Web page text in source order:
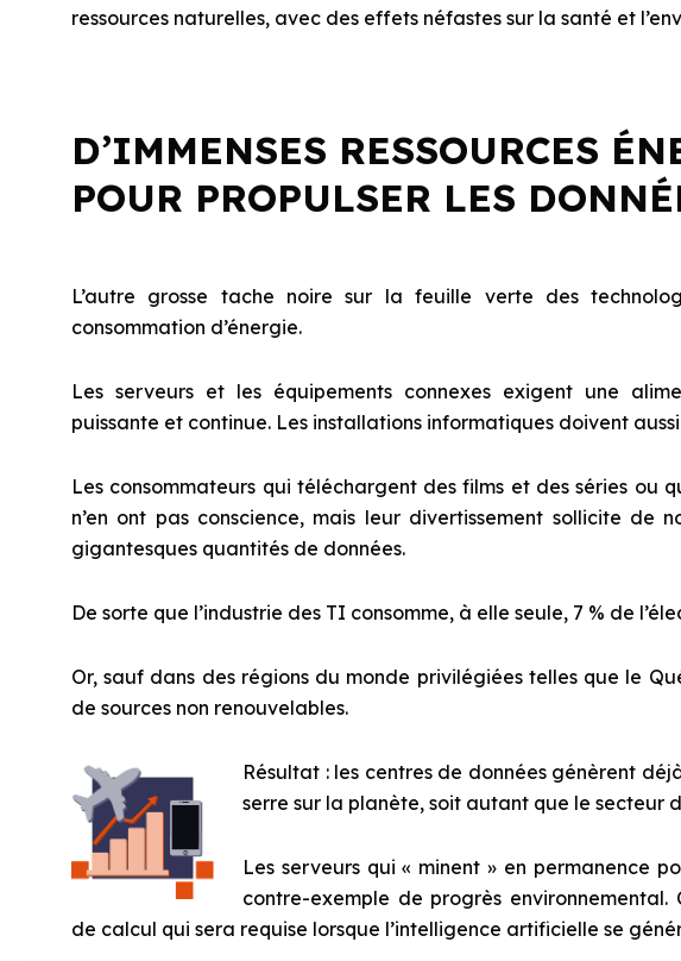
ressources naturelles, avec des effets néfastes sur la santé et
D’IMMENSES RESSOURCES
POUR PROPULSER LES
L’autre grosse tache noire sur la feuille verte des
consommation d’énergie.
Les serveurs et les équipements connexes exigent une
puissante et continue. Les installations informatiques doivent
Les consommateurs qui téléchargent des films et des séries ou
n’en ont pas conscience, mais leur divertissement sollicite de
gigantesques quantités de données.
De sorte que l’industrie des TI consomme, à elle seule, 7 % de
Or, sauf dans des régions du monde privilégiées telles que le
de sources non renouvelables.
Résultat : les centres de données génèrent
serre sur la planète, soit autant que le secteur
Les serveurs qui « minent » en permanence
contre-exemple de progrès environnemental.
de calcul qui sera requise lorsque l’intelligence artificielle se